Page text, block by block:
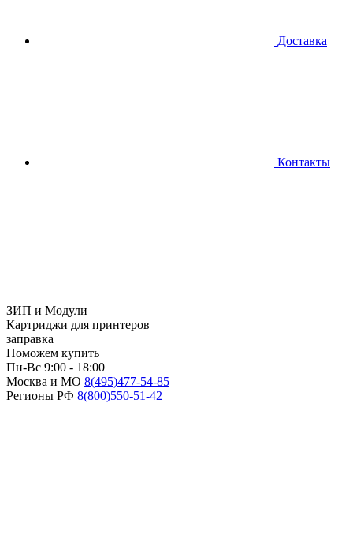
Доставка
Контакты
ЗИП и Модули
Картриджи для принтеров
заправка
Поможем купить
Пн-Вс 9:00 - 18:00
Москва и МО 8(495)477-54-85
Регионы РФ 8(800)550-51-42